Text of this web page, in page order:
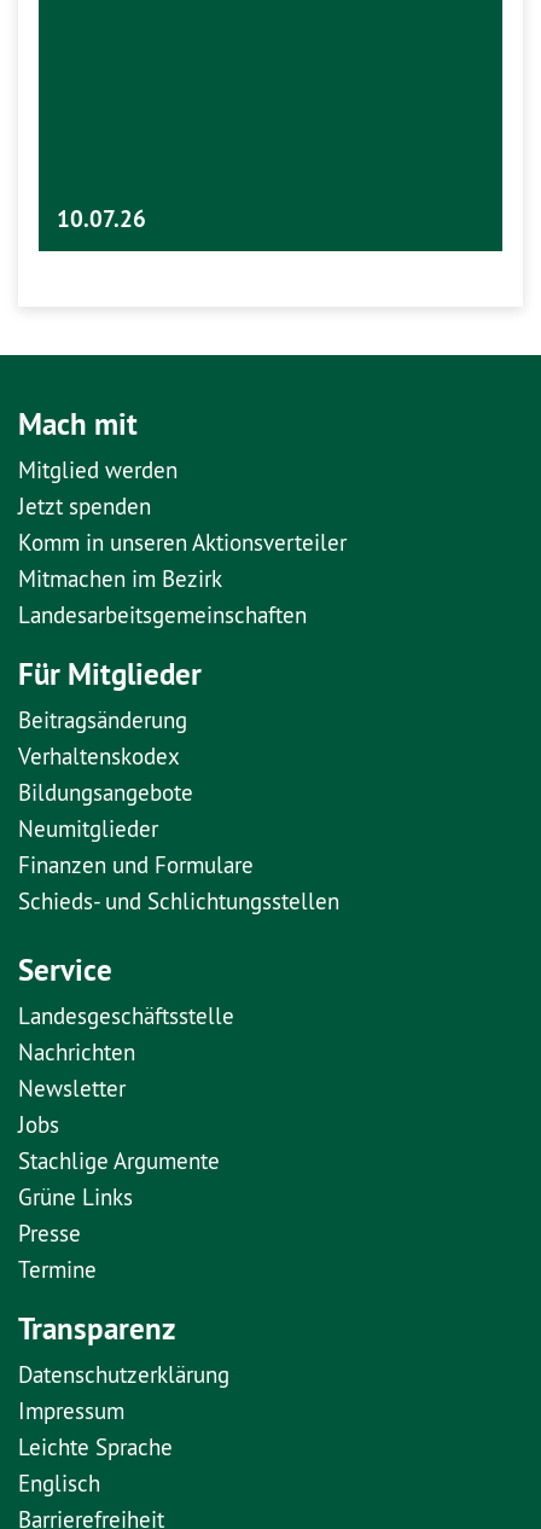
10.07.26
Mach mit
Mitglied werden
Jetzt spenden
Komm in unseren Aktionsverteiler
Mitmachen im Bezirk
Landesarbeitsgemeinschaften
Für Mitglieder
Beitragsänderung
Verhaltenskodex
Bildungsangebote
Neumitglieder
Finanzen und Formulare
Schieds- und Schlichtungsstellen
Service
Landesgeschäftsstelle
Nachrichten
Newsletter
Jobs
Stachlige Argumente
Grüne Links
Presse
Termine
Transparenz
Datenschutzerklärung
Impressum
Leichte Sprache
Englisch
Barrierefreiheit